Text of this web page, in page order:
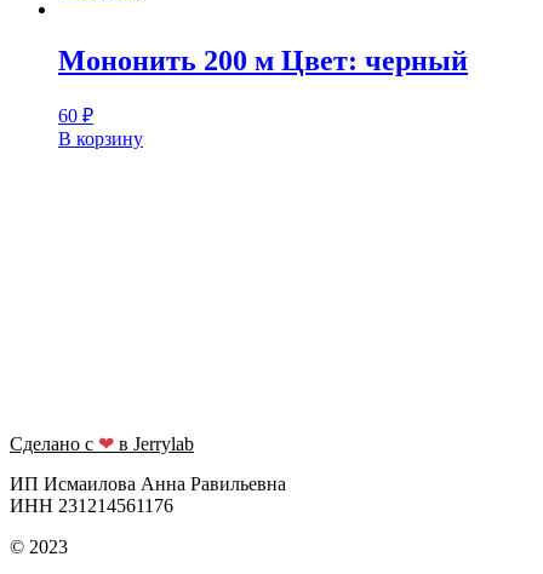
Мононить 200 м Цвет: черный
60 ₽
В корзину
Сделано с ❤ в Jerrylab
ИП Исмаилова Анна Равильевна
ИНН 231214561176
© 2023